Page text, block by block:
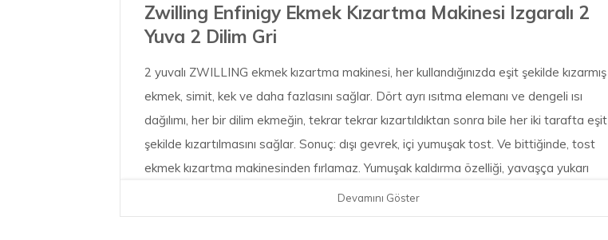
Zwilling Enfinigy Ekmek Kızartma Makinesi Izgaralı 2
Yuva 2 Dilim Gri
2 yuvalı ZWILLING ekmek kızartma makinesi, her kullandığınızda eşit şekilde kızarmış
ekmek, simit, kek ve daha fazlasını sağlar. Dört ayrı ısıtma elemanı ve dengeli ısı
dağılımı, her bir dilim ekmeğin, tekrar tekrar kızartıldıktan sonra bile her iki tarafta eşit
şekilde kızartılmasını sağlar. Sonuç: dışı gevrek, içi yumuşak tost. Ve bittiğinde, tost
ekmek kızartma makinesinden fırlamaz. Yumuşak kaldırma özelliği, yavaşça yukarı
kaymasını sağlar ve yerleşik ekstra kaldırma, daha küçük dilimlerin bile güvenli bir
şekilde çıkarılmasına izin verir. Temizlemek çocuk oyuncağı. Kırıntılar, kolay çıkarılması
Devamını Göster